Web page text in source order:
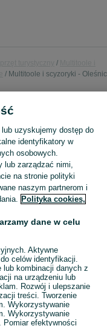
Multitoole i scyzoryki -
Sprzedaż multitooli i scyzoryków Oleśnica ▶️ Nowe i używane oferty ✅ Szeroki wybór produktów w atrakcyjnych cenach ✌ Znajdź ogłoszenia na OLX.pl! Zobacz
uzyskujemy dostęp do
identyfikatory w
osobowych.
lub zarządzać nimi,
na stronie polityki
naszym partnerom i
Polityka cookies,
dane w celu
Aktywne
celów identyfikacji.
lub kombinacji danych z
na urządzeniu lub
Rozwój i ulepszanie
treści. Tworzenie
Wykorzystywanie
Wykorzystywanie
Pomiar efektywności